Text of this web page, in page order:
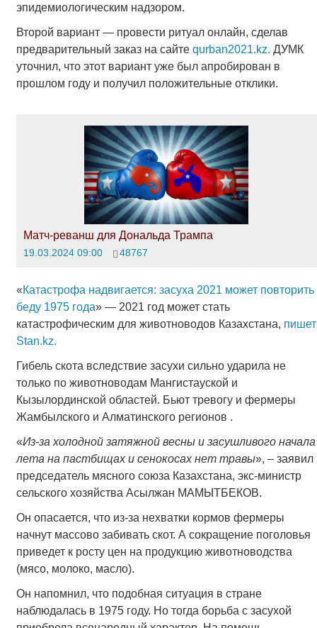
эпидемиологическим надзором.
Второй вариант — провести ритуал онлайн, сделав
предварительный заказ на сайте qurban2021.kz. ДУМК
уточнил, что этот вариант уже был апробирован в
прошлом году и получил положительные отклики.
Матч-реванш для Дональда Трампа
19.03.2024 09:00 48767
«Катастрофа надвигается: засуха 2021 может повторить
беду 1975 года» — 2021 год может стать
катастрофическим для животноводов Казахстана, пишет
Stan.kz.
Гибель скота вследствие засухи сильно ударила не
только по животноводам Мангистауской и
Кызылординской областей. Бьют тревогу и фермеры
Жамбылского и Алматинского регионов .
«Из-за холодной затяжной весны и засушливого начала
лета на пастбищах и сенокосах нет травы», – заявил
председатель мясного союза Казахстана, экс-министр
сельского хозяйства Асылжан МАМЫТБЕКОВ.
Он опасается, что из-за нехватки кормов фермеры
начнут массово забивать скот. А сокращение поголовья
приведет к росту цен на продукцию животноводства
(мясо, молоко, масло).
Он напомнил, что подобная ситуация в стране
наблюдалась в 1975 году. Но тогда борьба с засухой